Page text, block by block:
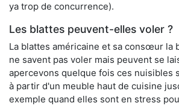
ya trop de concurrence).
Les blattes peuvent-elles voler ?
La blattes américaine et sa consœur la
ne savent pas voler mais peuvent se
apercevons quelque fois ces nuisibles
à partir d'un meuble haut de cuisine
exemple quand elles sont en stress